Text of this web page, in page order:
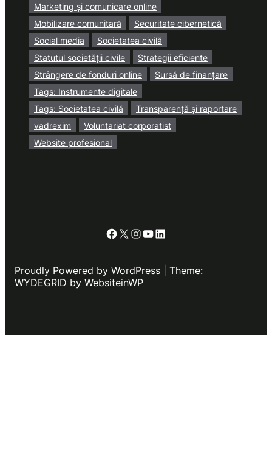
Marketing și comunicare online
Mobilizare comunitară
Securitate cibernetică
Social media
Societatea civilă
Statutul societății civile
Strategii eficiente
Strângere de fonduri online
Sursă de finanțare
Tags: Instrumente digitale
Tags: Societatea civilă
Transparență și raportare
vadrexim
Voluntariat corporatist
Website profesional
Facebook
X Instagram
YouTube
LinkedIn
Proudly Powered by WordPress | Theme:
WYDEGRID by WebsiteinWP